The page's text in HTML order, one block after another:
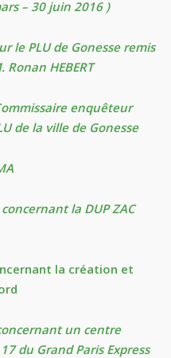
– 30 juin 2016 )
le PLU de Gonesse remis
HEBERT
enquêteur
de la ville de Gonesse
concernant la DUP ZAC
la création et
un centre
du Grand Paris Express